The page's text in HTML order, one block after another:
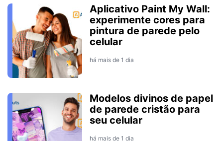
Aplicativo Paint My Wall:
experimente cores para
pintura de parede pelo
celular
há mais de 1 dia
Modelos divinos de papel
de parede cristão para
seu celular
há mais de 1 dia